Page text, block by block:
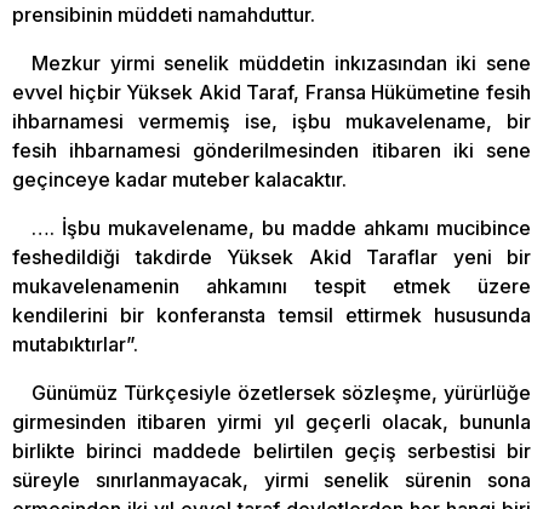
prensibinin müddeti namahduttur.
Mezkur yirmi senelik müddetin inkızasından iki sene
evvel hiçbir Yüksek Akid Taraf, Fransa Hükümetine fesih
ihbarnamesi vermemiş ise, işbu mukavelename, bir
fesih ihbarnamesi gönderilmesinden itibaren iki sene
geçinceye kadar muteber kalacaktır.
…. İşbu mukavelename, bu madde ahkamı mucibince
feshedildiği takdirde Yüksek Akid Taraflar yeni bir
mukavelenamenin ahkamını tespit etmek üzere
kendilerini bir konferansta temsil ettirmek hususunda
mutabıktırlar”.
Günümüz Türkçesiyle özetlersek sözleşme, yürürlüğe
girmesinden itibaren yirmi yıl geçerli olacak, bununla
birlikte birinci maddede belirtilen geçiş serbestisi bir
süreyle sınırlanmayacak, yirmi senelik sürenin sona